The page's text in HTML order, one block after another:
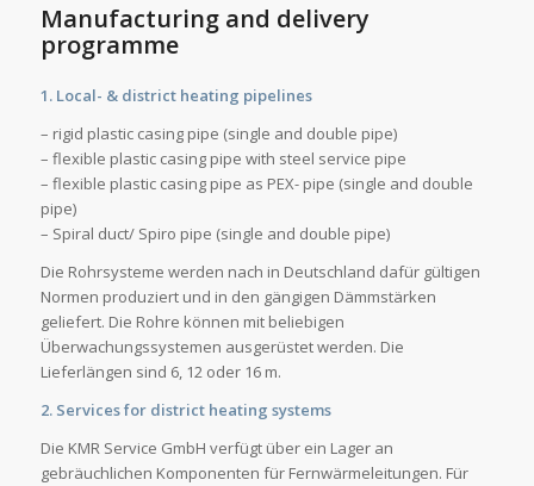
Manufacturing and delivery
programme
1. Local- & district heating pipelines
– rigid plastic casing pipe (single and double pipe)
– flexible plastic casing pipe with steel service pipe
– flexible plastic casing pipe as PEX- pipe (single and double
pipe)
– Spiral duct/ Spiro pipe (single and double pipe)
Die Rohrsysteme werden nach in Deutschland dafür gültigen
Normen produziert und in den gängigen Dämmstärken
geliefert. Die Rohre können mit beliebigen
Überwachungssystemen ausgerüstet werden. Die
Lieferlängen sind 6, 12 oder 16 m.
2. Services for district heating systems
Die KMR Service GmbH verfügt über ein Lager an
gebräuchlichen Komponenten für Fernwärmeleitungen. Für